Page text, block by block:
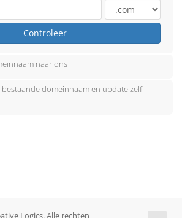
Controleer
naar ons
bestaande domeinnaam en update zelf
Logics. Alle rechten